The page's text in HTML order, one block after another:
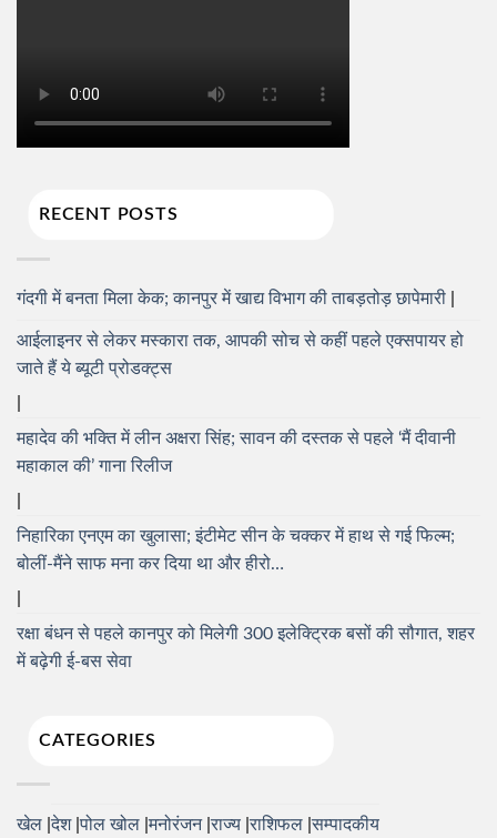
RECENT POSTS
गंदगी में बनता मिला केक; कानपुर में खाद्य विभाग की ताबड़तोड़ छापेमारी
आईलाइनर से लेकर मस्कारा तक, आपकी सोच से कहीं पहले एक्सपायर हो
जाते हैं ये ब्यूटी प्रोडक्ट्स
महादेव की भक्ति में लीन अक्षरा सिंह; सावन की दस्तक से पहले ‘मैं दीवानी
महाकाल की’ गाना रिलीज
निहारिका एनएम का खुलासा; इंटीमेट सीन के चक्कर में हाथ से गई फिल्म;
बोलीं-मैंने साफ मना कर दिया था और हीरो…
रक्षा बंधन से पहले कानपुर को मिलेगी 300 इलेक्ट्रिक बसों की सौगात, शहर
में बढ़ेगी ई-बस सेवा
CATEGORIES
खेल देश पोल खोल मनोरंजन राज्य राशिफल सम्पादकीय